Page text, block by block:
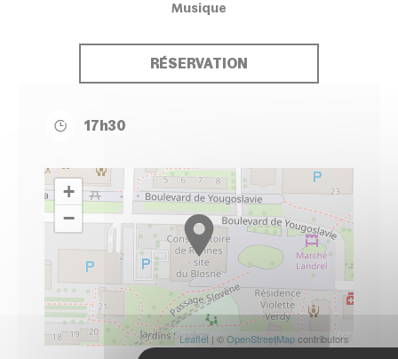
Musique
RÉSERVATION
17h30
+
−
Leaflet | ©OpenStreetMapcontributors